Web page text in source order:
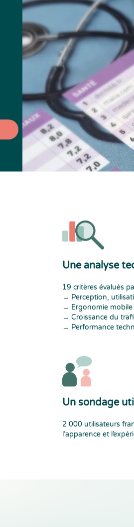
Une analyse
19 critères évalués
→ Perception,
→ Ergonomie mobile
→ Croissance du
→ Performance
Un sondage
2 000 utilisateurs
l’apparence et